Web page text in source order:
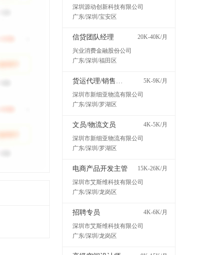
深圳源动创新科技有限公司
广东/深圳/宝安区
信贷团队经理
20K-40K/月
兴业消费金融股份公司
广东/深圳/福田区
货运代理/销售代表
5K-9K/月
深圳市新细亚物流有限公司
广东/深圳/罗湖区
文员/物流文员
4K-5K/月
深圳市新细亚物流有限公司
广东/深圳/罗湖区
电商产品开发主管
15K-26K/月
深圳市艾斯维科技有限公司
广东/深圳/龙岗区
招聘专员
4K-6K/月
深圳市艾斯维科技有限公司
广东/深圳/龙岗区